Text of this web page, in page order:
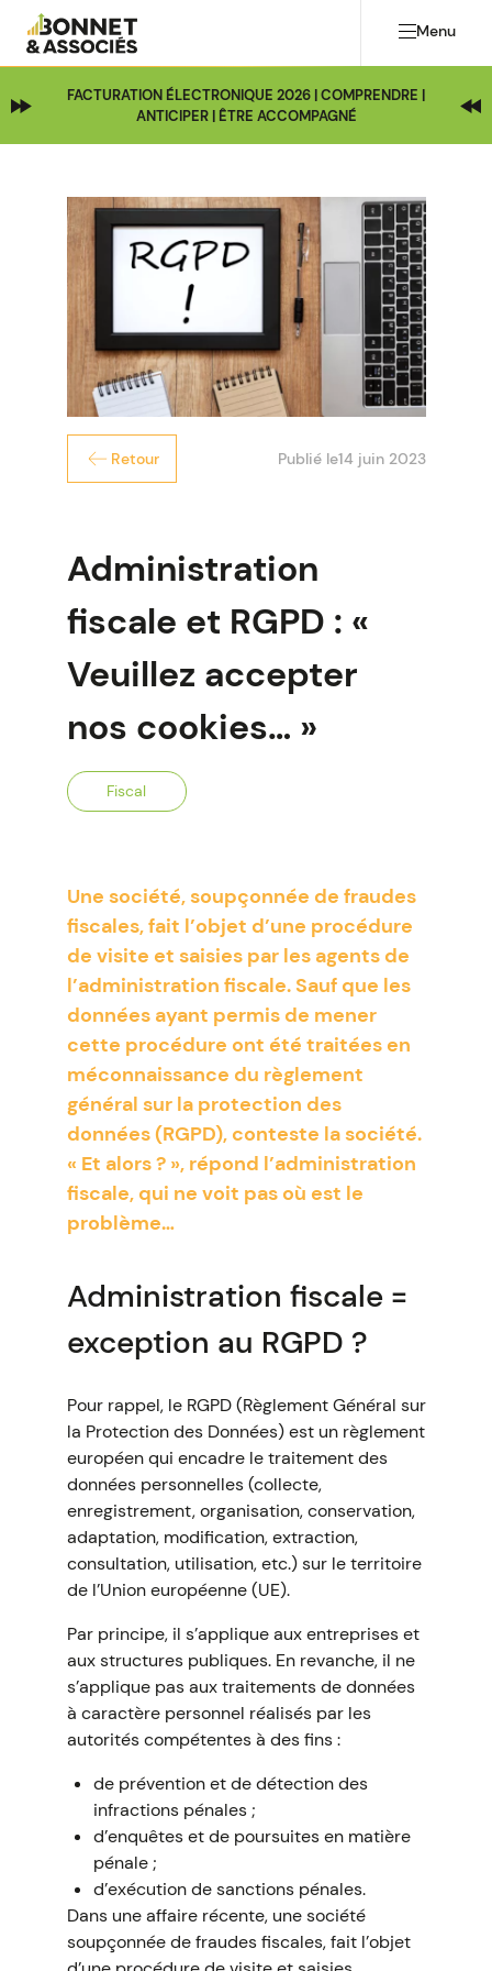
Menu
FACTURATION ÉLECTRONIQUE 2026 | COMPRENDRE |
ANTICIPER | ÊTRE ACCOMPAGNÉ
Retour Publié le14 juin 2023
Administration
fiscale et RGPD : «
Veuillez accepter
nos cookies… »
Fiscal
Une société, soupçonnée de fraudes
fiscales, fait l’objet d’une procédure
de visite et saisies par les agents de
l’administration fiscale. Sauf que les
données ayant permis de mener
cette procédure ont été traitées en
méconnaissance du règlement
général sur la protection des
données (RGPD), conteste la société.
« Et alors ? », répond l’administration
fiscale, qui ne voit pas où est le
problème…
Administration fiscale =
exception au RGPD ?
Pour rappel, le RGPD (Règlement Général sur
la Protection des Données) est un règlement
européen qui encadre le traitement des
données personnelles (collecte,
enregistrement, organisation, conservation,
adaptation, modification, extraction,
consultation, utilisation, etc.) sur le territoire
de l’Union européenne (UE).
Par principe, il s’applique aux entreprises et
aux structures publiques. En revanche, il ne
s’applique pas aux traitements de données
à caractère personnel réalisés par les
autorités compétentes à des fins :
de prévention et de détection des
infractions pénales ;
d’enquêtes et de poursuites en matière
pénale ;
d’exécution de sanctions pénales.
Dans une affaire récente, une société
soupçonnée de fraudes fiscales, fait l’objet